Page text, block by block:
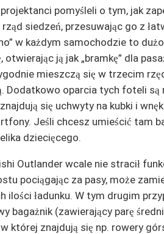
pomyśleli o tym, jak
siedzeń, przesuwając go z
w każdym samochodzie to
otwierając ją jak „bramkę” dla
mieszczą się w trzecim
Dodatkowo oparcia tych foteli
się uchwyty na kubki i
Jeśli chcesz umieścić tam
dziecięcego.
Outlander wcale nie stracił
pociągając za pasy, może
ilości ładunku. W tym drugim
bagażnik (zawierający parę
w której znajdują się np. rowery